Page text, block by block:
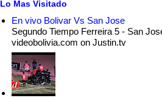
Lo Mas Visitado
En vivo Bolivar Vs San Jose
Segundo Tiempo Ferreira 5 - San
videobolivia.com on Justin.tv